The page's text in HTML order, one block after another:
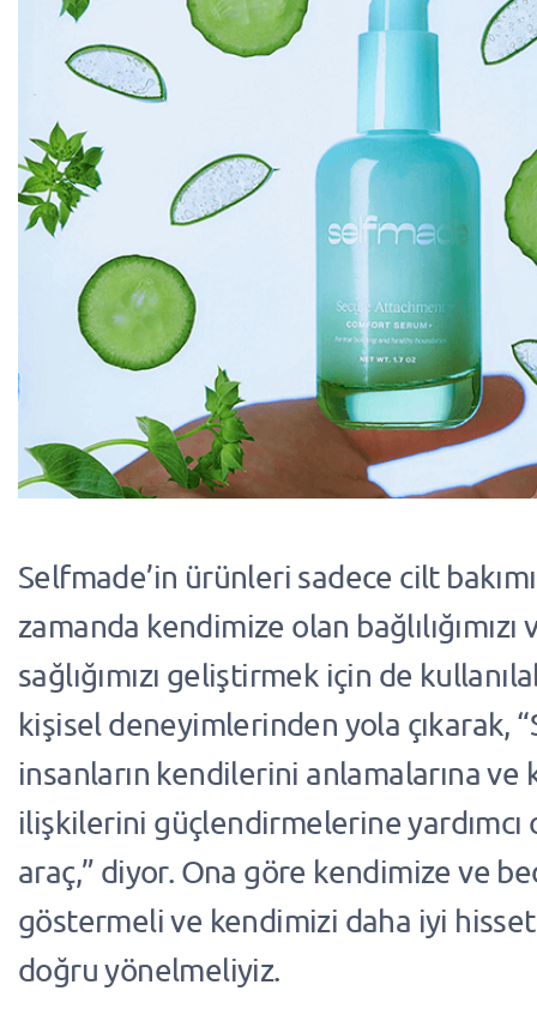
Selfmade’in ürünleri sadece cilt
zamanda kendimize olan bağlılığımızı
sağlığımızı geliştirmek için de
kişisel deneyimlerinden yola çıkarak,
insanların kendilerini anlamalarına
ilişkilerini güçlendirmelerine yardımcı
araç,” diyor. Ona göre kendimize ve
göstermeli ve kendimizi daha iyi
doğru yönelmeliyiz.